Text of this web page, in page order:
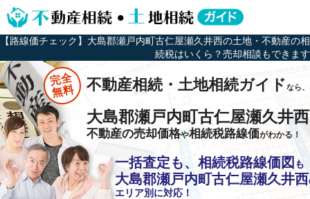
【路線価チェック】大島郡瀬戸内町古仁屋瀬久井西の土地・不動産の相
続税はいくら？売却相談もできます
完全
無料 不動産相続・土地相続ガイドなら、
大島郡瀬戸内町古仁屋瀬久井
不動産の売却価格や相続税路線価がわかる！
一括査定も、相続税路線価図 も
大島郡瀬戸内町古仁屋瀬久井西
エリア別に対応！